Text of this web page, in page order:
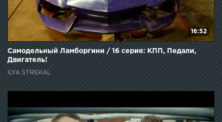
16:52
Самодельный Ламборгини / 16 серия: КПП, Педали,
Двигатель!
ILYA STREKAL